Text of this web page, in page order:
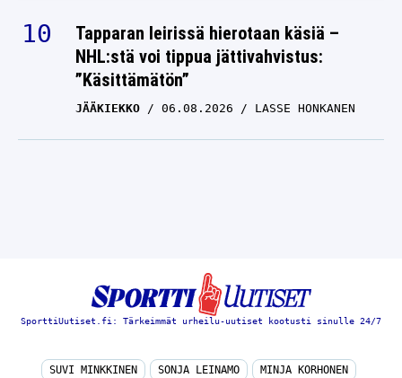
Tapparan leirissä hierotaan käsiä –
NHL:stä voi tippua jättivahvistus:
”Käsittämätön”
JÄÄKIEKKO 06.08.2026 LASSE HONKANEN
SporttiUutiset.fi: Tärkeimmät urheilu-uutiset kootusti sinulle 24/7
SUVI MINKKINEN SONJA LEINAMO MINJA KORHONEN